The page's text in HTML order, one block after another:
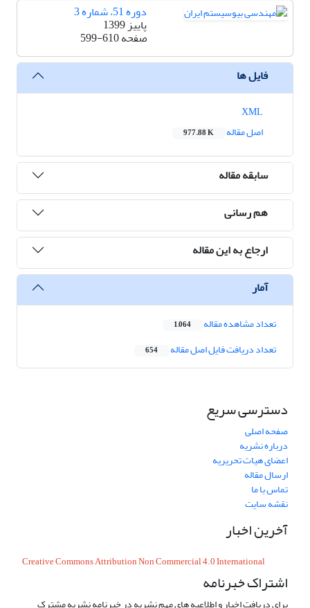
دوره 51، شماره 3
پاییز 1399
صفحه599-610
فایل ها
اصل مقاله
977.88 K
سابقه مقاله
هم رسانی
ارجاع به این مقاله
آمار
تعداد مشاهده مقاله 1,064
تعداد دریافت فایل اصل مقاله 654
دسترسی سریع
صفحه اصلی
درباره نشریه
اعضای هیات تحریریه
ارسال مقاله
تماس با ما
نقشه سایت
آخرین اخبار
Creative Commons Attribution Non Commercial 4.0 International
اشتراک خبرنامه